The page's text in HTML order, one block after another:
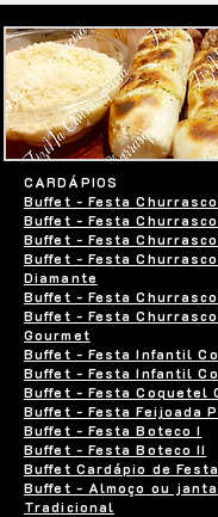
CARDÁPIOS
Buffet - Festa
Buffet - Festa
Buffet - Festa
Buffet - Festa
Diamante
Buffet - Festa Churrasco
Buffet - Festa Churrasco
Gourmet
Buffet - Festa Infantil
Buffet - Festa Infantil
Buffet - Festa Coquetel
Buffet - Festa Feijoada
Buffet - Festa Boteco I
Buffet - Festa Boteco II
Buffet Cardápio de
Buffet - Almoço ou
Tradicional